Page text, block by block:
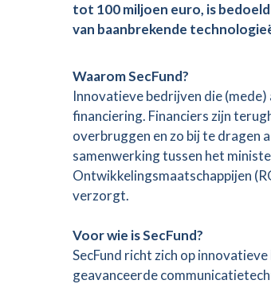
tot 100 miljoen euro, is
van baanbrekende
Waarom SecFund?
Innovatieve bedrijven die
financiering. Financiers zijn
overbruggen en zo bij te dragen
samenwerking tussen het
Ontwikkelingsmaatschappijen
verzorgt.
Voor wie is SecFund?
SecFund richt zich op
geavanceerde